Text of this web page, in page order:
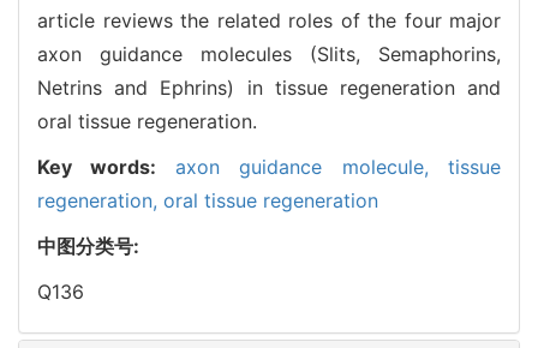
article reviews the related roles of the four major
axon guidance molecules (Slits, Semaphorins,
Netrins and Ephrins) in tissue regeneration and
oral tissue regeneration.
Key words: axon guidance molecule,tissue
regeneration, oral tissue regeneration
中图分类号:
Q136